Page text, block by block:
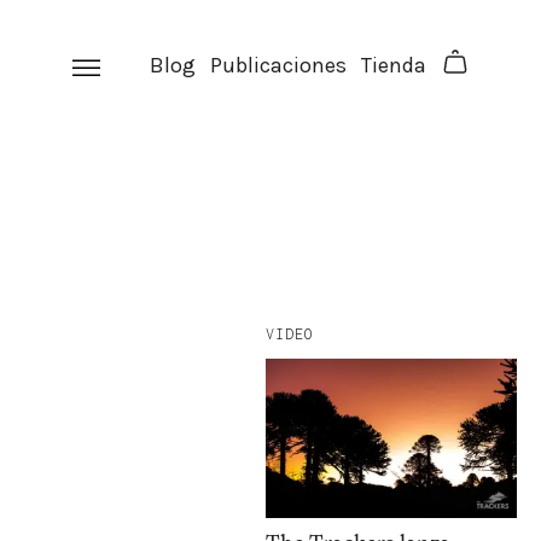
Blog Publicaciones Tienda
VIDEO